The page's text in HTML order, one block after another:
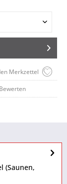
Merkzettel
Bewerten
(Saunen,